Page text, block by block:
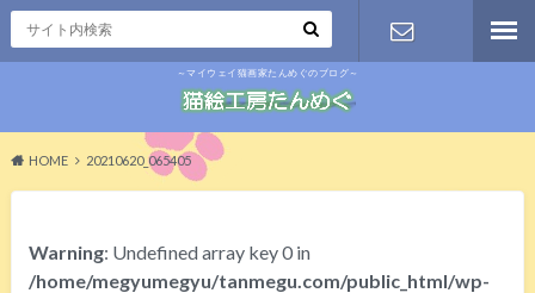
～マイウェイ猫画家たんめぐのブログ～
HOME 20210620_065405
Warning: Undefined array key 0 in
/home/megyumegyu/tanmegu.com/public_html/wp-